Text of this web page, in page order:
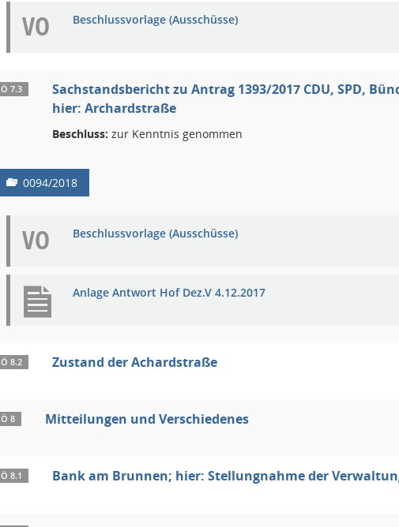
VO Beschlussvorlage (Ausschüsse)
Ö 7.3
Sachstandsbericht zu Antrag 1393/2017 CDU, SPD,
hier: Archardstraße
Beschluss: zur Kenntnis genommen
0094/2018
VO Beschlussvorlage (Ausschüsse)
Anlage Antwort Hof Dez.V 4.12.2017
Ö 8.2 Zustand der Achardstraße
Ö 8 Mitteilungen und Verschiedenes
Ö 8.1 Bank am Brunnen; hier: Stellungnahme der